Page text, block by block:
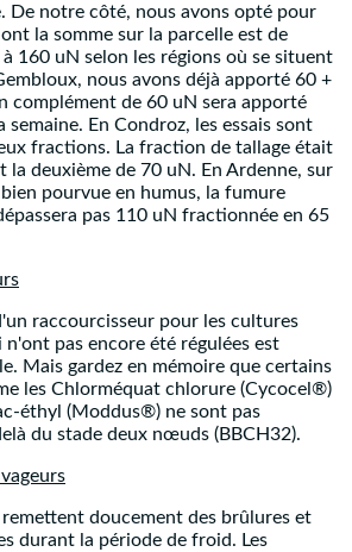
De notre côté, nous avons opté pour
la somme sur la parcelle est de
à 160 uN selon les régions où se situent
nous avons déjà apporté 60 +
complément de 60 uN sera apporté
semaine. En Condroz, les essais sont
fractions. La fraction de tallage était
la deuxième de 70 uN. En Ardenne, sur
pourvue en humus, la fumure
pas 110 uN fractionnée en 65
raccourcisseur pour les cultures
pas encore été régulées est
Mais gardez en mémoire que certains
les Chlorméquat chlorure (Cycocel®)
éthyl (Moddus®) ne sont pas
du stade deux nœuds (BBCH32).
remettent doucement des brûlures et
durant la période de froid. Les